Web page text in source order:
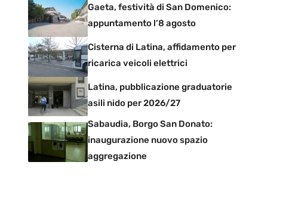
Gaeta, festività di San Domenico:
appuntamento l’8 agosto
Cisterna di Latina, affidamento per
ricarica veicoli elettrici
Latina, pubblicazione graduatorie
asili nido per 2026/27
Sabaudia, Borgo San Donato:
inaugurazione nuovo spazio
aggregazione